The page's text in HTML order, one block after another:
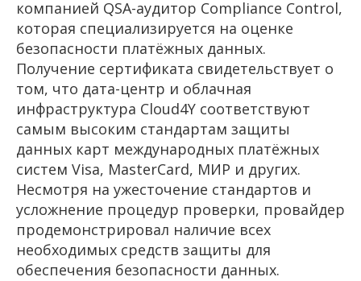
компанией QSA-аудитор Compliance Control,
которая специализируется на оценке
безопасности платёжных данных.
Получение сертификата свидетельствует о
том, что дата-центр и облачная
инфраструктура Cloud4Y соответствуют
самым высоким стандартам защиты
данных карт международных платёжных
систем Visa, MasterCard, МИР и других.
Несмотря на ужесточение стандартов и
усложнение процедур проверки, провайдер
продемонстрировал наличие всех
необходимых средств защиты для
обеспечения безопасности данных.